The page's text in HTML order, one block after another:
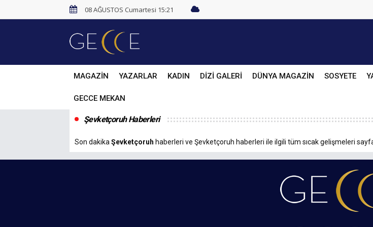
08 AĞUSTOS Cumartesi 15:21
MAGAZİN YAZARLAR KADIN DİZİ GALERİ DÜNYA MAGAZİN SOSYETE
GECCE MEKAN
Şevketçoruh Haberleri
Son dakika Şevketçoruh haberleri ve Şevketçoruh haberleri ile ilgili tüm sıcak gelişmeleri